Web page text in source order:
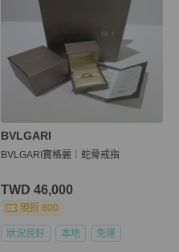
BVLGARI
BVLGARI寶格麗｜蛇骨戒指
TWD 46,000
現折 800
狀況良好 本地 免運